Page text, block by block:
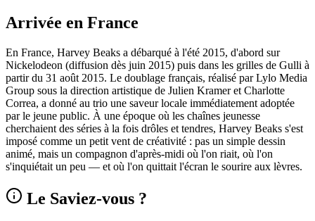
Arrivée en France
En France, Harvey Beaks a débarqué à l'été 2015, d'abord sur
Nickelodeon (diffusion dès juin 2015) puis dans les grilles de Gulli à
partir du 31 août 2015. Le doublage français, réalisé par Lylo Media
Group sous la direction artistique de Julien Kramer et Charlotte
Correa, a donné au trio une saveur locale immédiatement adoptée
par le jeune public. À une époque où les chaînes jeunesse
cherchaient des séries à la fois drôles et tendres, Harvey Beaks s'est
imposé comme un petit vent de créativité : pas un simple dessin
animé, mais un compagnon d'après-midi où l'on riait, où l'on
s'inquiétait un peu — et où l'on quittait l'écran le sourire aux lèvres.
Le Saviez-vous ?